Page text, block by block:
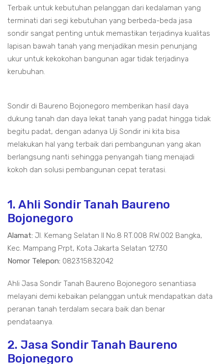
Terbaik untuk kebutuhan pelanggan dari kedalaman yang
terminati dari segi kebutuhan yang berbeda-beda jasa
sondir sangat penting untuk memastikan terjadinya kualitas
lapisan bawah tanah yang menjadikan mesin penunjang
ukur untuk kekokohan bangunan agar tidak terjadinya
kerubuhan.
Sondir di Baureno Bojonegoro memberikan hasil daya
dukung tanah dan daya lekat tanah yang padat hingga tidak
begitu padat, dengan adanya Uji Sondir ini kita bisa
melakukan hal yang terbaik dari pembangunan yang akan
berlangsung nanti sehingga penyangah tiang menajadi
kokoh dan solusi pembangunan cepat teratasi.
1. Ahli Sondir Tanah Baureno
Bojonegoro
Alamat: Jl. Kemang Selatan II No.8 RT.008 RW.002 Bangka,
Kec. Mampang Prpt, Kota Jakarta Selatan 12730
Nomor Telepon: 082315832042
Ahli Jasa Sondir Tanah Baureno Bojonegoro senantiasa
melayani demi kebaikan pelanggan untuk mendapatkan data
peranan tanah terdalam secara baik dan benar
pendataanya.
2. Jasa Sondir Tanah Baureno
Bojonegoro